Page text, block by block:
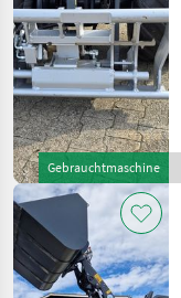
Gebrauchtmaschine